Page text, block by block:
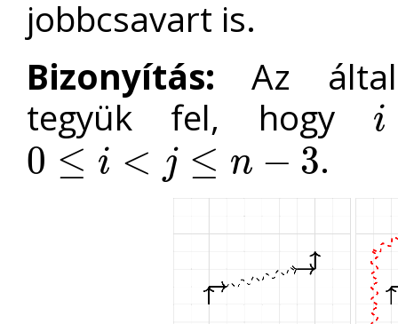
jobbcsavart is.
Bizonyítás: Az
tegyük fel, hogy
i
i
0 ≤ i < j ≤ n − 3
0≤ <j≤n 3 .